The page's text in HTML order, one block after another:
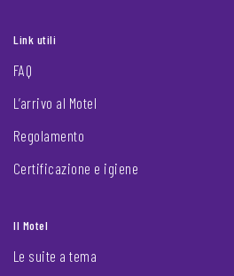
Link utili
FAQ
L’arrivo al Motel
Regolamento
Certificazione e igiene
Il Motel
Le suite a tema